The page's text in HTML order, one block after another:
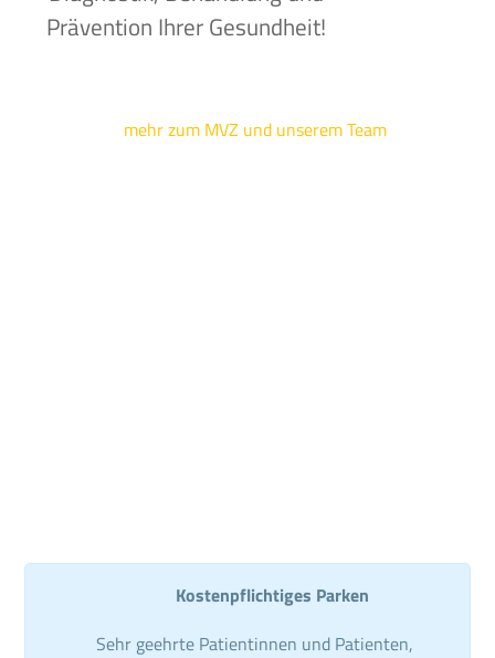
Prävention Ihrer Gesundheit!
mehr zum MVZ und unserem Team
Kostenpflichtiges Parken
Sehr geehrte Patientinnen und Patienten,